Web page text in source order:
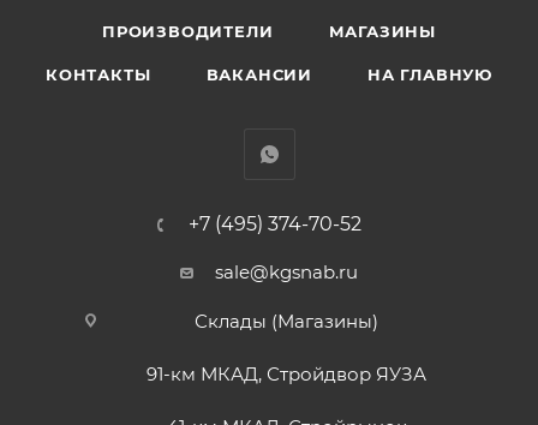
ПРОИЗВОДИТЕЛИ МАГАЗИНЫ
КОНТАКТЫ ВАКАНСИИ НА ГЛАВНУЮ
+7 (495) 374-70-52
sale@kgsnab.ru
Склады (Магазины)
91-км МКАД, Стройдвор ЯУЗА